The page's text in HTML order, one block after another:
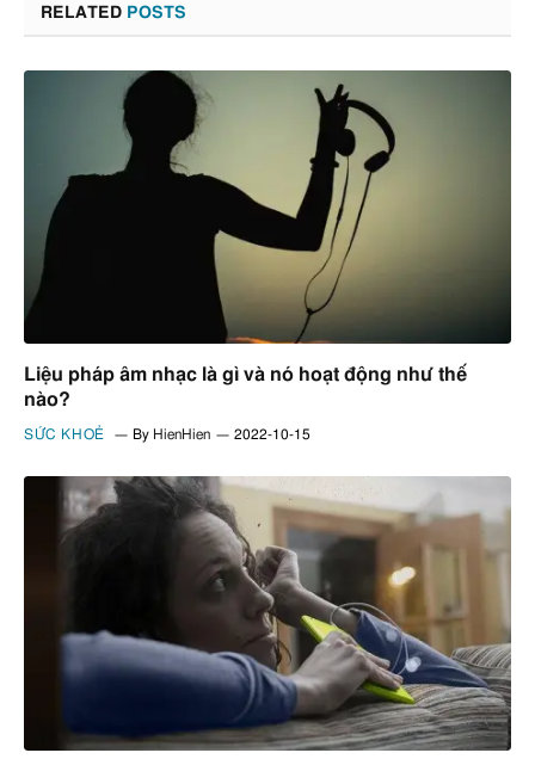
RELATED POSTS
Liệu pháp âm nhạc là gì và nó hoạt động như thế
nào?
SỨC KHOẺ By HienHien 2022-10-15